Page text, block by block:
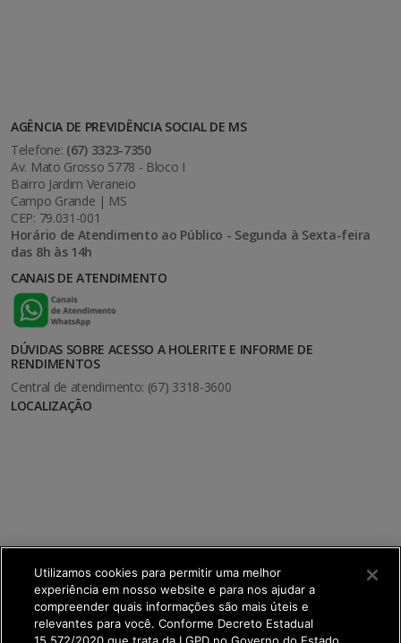
AGÊNCIA DE PREVIDÊNCIA SOCIAL DE MS
Telefone: (67) 3323-7350
Av. Mato Grosso 5778 - Bloco I
Bairro Jardim Veraneio
Campo Grande | MS
CEP: 79.031-001
Horário de Atendimento ao Público - Segunda à Sexta-feira
das 8h às 14h
CANAIS DE ATENDIMENTO
DÚVIDAS SOBRE ACESSO A HOLERITE E INFORME DE
RENDIMENTOS
Central de atendimento: (67) 3318-3600
LOCALIZAÇÃO
Utilizamos cookies para permitir uma melhor
experiência em nosso website e para nos ajudar a
compreender quais informações são mais úteis e
relevantes para você. Conforme Decreto Estadual